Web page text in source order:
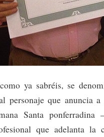
ya sabréis, se
personaje que anuncia
Santa ponferradina
que adelanta la